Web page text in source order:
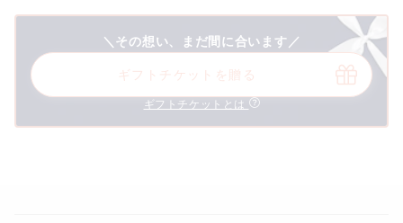
＼その想い、まだ間に合います／
ギフトチケットを贈る
ギフトチケットとは